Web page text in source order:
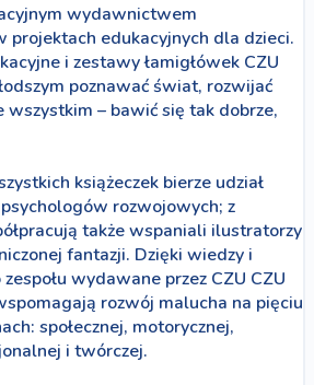
wydawnictwem
projektach edukacyjnych dla dzieci.
i zestawy łamigłówek CZU
poznawać świat, rozwijać
wszystkim – bawić się tak dobrze,
książeczek bierze udział
rozwojowych; z
także wspaniali ilustratorzy
fantazji. Dzięki wiedzy i
wydawane przez CZU CZU
rozwój malucha na pięciu
społecznej, motorycznej,
i twórczej.